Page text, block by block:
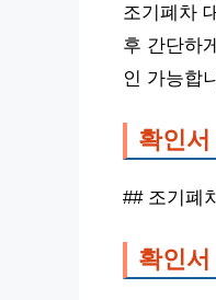
조기폐차
후 간단하
인 가능합
확인
## 조기폐
확인